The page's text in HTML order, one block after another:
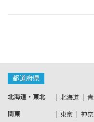
都道府県
北海道・東北 北海道
関東 東京 神奈